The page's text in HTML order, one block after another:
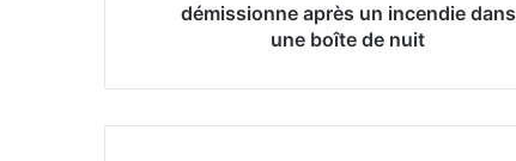
démissionne après un incendie dans
une boîte de nuit